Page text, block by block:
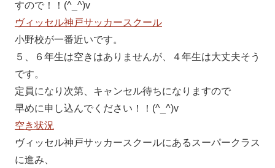
すので！！(^_^)v
ヴィッセル神戸サッカースクール
小野校が一番近いです。
５、６年生は空きはありませんが、４年生は大丈夫そう
です。
定員になり次第、キャンセル待ちになりますので
早めに申し込んでください！！(^_^)v
空き状況
ヴィッセル神戸サッカースクールにあるスーパークラス
に進み、